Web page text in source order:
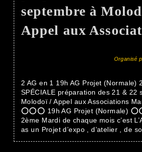
septembre à
Appel aux
Organisé
2 AG en 1 19h AG Projet (Normale)
SPÉCIALE préparation des 21 & 22
Molodoï / Appel aux Associations
⭕⭕⭕ 19h AG Projet (Normale)
2ème Mardi de chaque mois c’est
as un Projet d’expo , d’atelier , de